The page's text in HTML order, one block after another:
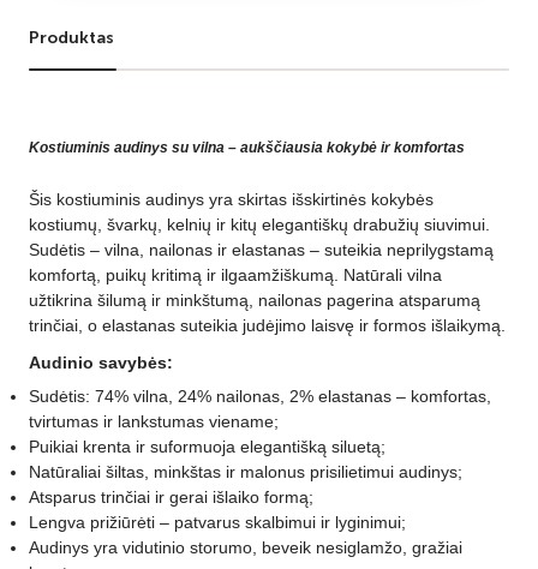
Produktas
Kostiuminis audinys su vilna – aukščiausia kokybė ir komfortas
Šis kostiuminis audinys yra skirtas išskirtinės kokybės
kostiumų, švarkų, kelnių ir kitų elegantiškų drabužių siuvimui.
Sudėtis – vilna, nailonas ir elastanas – suteikia neprilygstamą
komfortą, puikų kritimą ir ilgaamžiškumą. Natūrali vilna
užtikrina šilumą ir minkštumą, nailonas pagerina atsparumą
trinčiai, o elastanas suteikia judėjimo laisvę ir formos išlaikymą.
Audinio savybės:
Sudėtis: 74% vilna, 24% nailonas, 2% elastanas – komfortas,
tvirtumas ir lankstumas viename;
Puikiai krenta ir suformuoja elegantišką siluetą;
Natūraliai šiltas, minkštas ir malonus prisilietimui audinys;
Atsparus trinčiai ir gerai išlaiko formą;
Lengva prižiūrėti – patvarus skalbimui ir lyginimui;
Audinys yra vidutinio storumo, beveik nesiglamžo, gražiai